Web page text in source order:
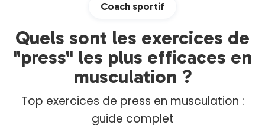
Coach sportif
Quels sont les exercices de
"press" les plus efficaces en
musculation ?
Top exercices de press en musculation :
guide complet